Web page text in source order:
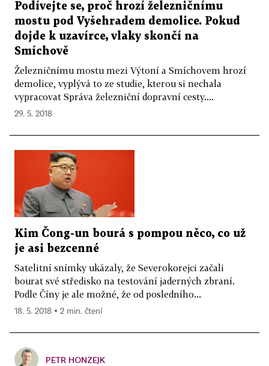
Podívejte se, proč hrozí železničnímu
mostu pod Vyšehradem demolice. Pokud
dojde k uzavírce, vlaky skončí na
Smíchově
Železničnímu mostu mezi Výtoní a Smíchovem hrozí
demolice, vyplývá to ze studie, kterou si nechala
vypracovat Správa železniční dopravní cesty....
29. 5. 2018
Kim Čong-un bourá s pompou něco, co už
je asi bezcenné
Satelitní snímky ukázaly, že Severokorejci začali
bourat své středisko na testování jaderných zbraní.
Podle Číny je ale možné, že od posledního...
18. 5. 2018 ▪ 2 min. čtení
PETR HONZEJK